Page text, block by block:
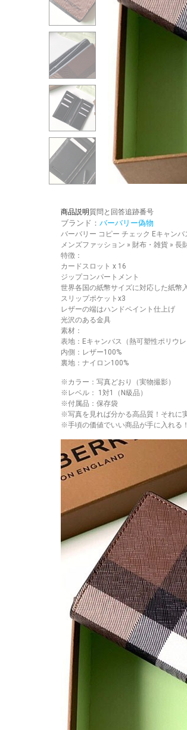
商品説明質問と回答追跡番号
ブランド： バーバリー偽物
バーバリー コピー チェック Eキャン
メンズファッション » 財布・雑貨 » 長
特徴：
カードスロット x 16
ジップコンパートメント
世界各国の紙幣サイズに対応した紙幣
スリップポケットx3
レザーの端はハンドペイント仕上げ
光沢のある金具
素材：
表地：Eキャンバス（熱可塑性ポリウレ
内側：レザー100%
裏地：ナイロン100%
※カラー：写真どおり（実物撮影）
※レベル： 1対1（N級品）
※付属品：保存袋
※写真を見れば分かる高品質！それに
※手頃の価値でいい商品が手に入れる